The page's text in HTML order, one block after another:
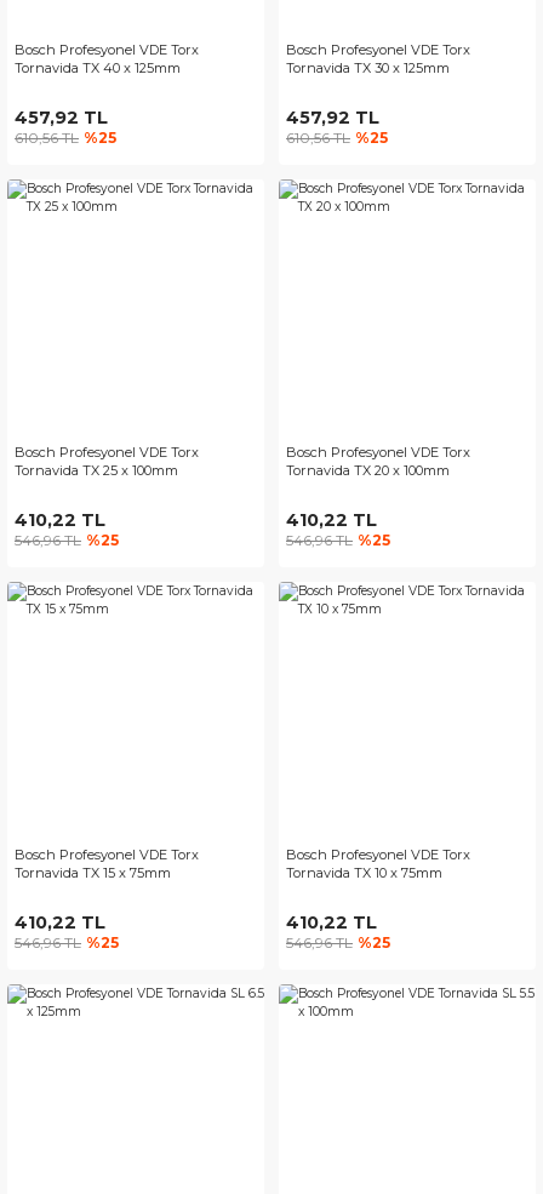
Bosch Profesyonel VDE Torx
Tornavida TX 40 x 125mm
457,92 TL
610,56 TL %25
Bosch Profesyonel VDE Torx
Tornavida TX 30 x 125mm
457,92 TL
610,56 TL %25
Bosch Profesyonel VDE Torx
Tornavida TX 25 x 100mm
410,22 TL
546,96 TL %25
Bosch Profesyonel VDE Torx
Tornavida TX 20 x 100mm
410,22 TL
546,96 TL %25
Bosch Profesyonel VDE Torx
Tornavida TX 15 x 75mm
410,22 TL
546,96 TL %25
Bosch Profesyonel VDE Torx
Tornavida TX 10 x 75mm
410,22 TL
546,96 TL %25